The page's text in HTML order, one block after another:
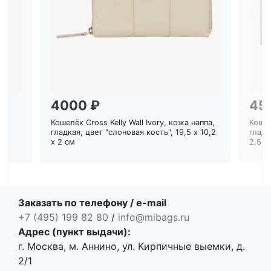
4000 ₽
Кошелёк Cross Kelly Wall Ivory, кожа наппа,
гладкая, цвет "слоновая кость", 19,5 x 10,2
x 2 см
2,5
Заказать по телефону / e-mail
+7 (495) 199 82 80 / info@mibags.ru
Адрес (пункт выдачи):
г. Москва, м. Аннино, ул. Кирпичные выемки, д.
2/1